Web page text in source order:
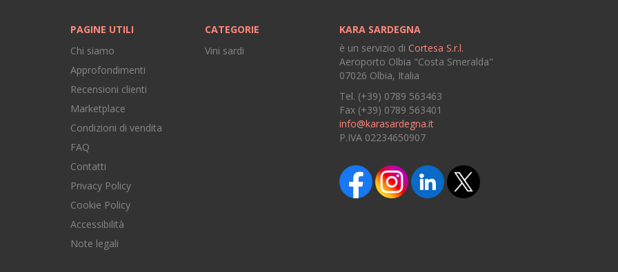
PAGINE UTILI
Chi siamo
Approfondimenti
Recensioni clienti
Marketplace
Condizioni di vendita
FAQ
Contatti
Privacy Policy
Cookie Policy
Accessibilità
Note legali
CATEGORIE
Vini sardi
KARA SARDEGNA
è un servizio di Cortesa S.r.l.
Aeroporto Olbia "Costa Smeralda"
07026 Olbia, Italia
Tel. (+39) 0789 563463
Fax (+39) 0789 563401
info@karasardegna.it
P.IVA 02234650907